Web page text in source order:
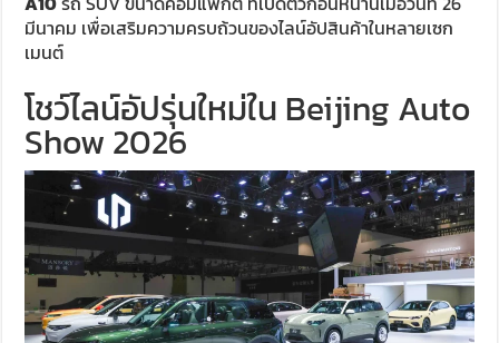
มีนาคม เพื่อเสริมความครบถ้วนของไลน์อัปสินค้าในหลายเซก
เมนต์
โชว์ไลน์อัปรุ่นใหม่ใน Beijing Auto
Show 2026